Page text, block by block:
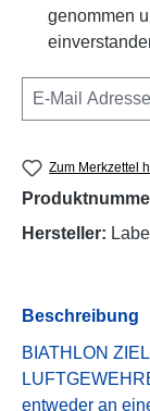
genommen
Zum Merkzettel
Hersteller:
Beschreibung
BIATHLON
entweder an